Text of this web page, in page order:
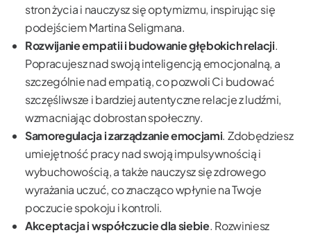
stron życia i nauczysz się optymizmu, inspirując się
podejściem Martina Seligmana.
Rozwijanie empatii i budowanie głębokich relacji.
Popracujesz nad swoją inteligencją emocjonalną, a
szczególnie nad empatią, co pozwoli Ci budować
szczęśliwsze i bardziej autentyczne relacje z ludźmi,
wzmacniając dobrostan społeczny.
Samoregulacja i zarządzanie emocjami. Zdobędziesz
umiejętność pracy nad swoją impulsywnością i
wybuchowością, a także nauczysz się zdrowego
wyrażania uczuć, co znacząco wpłynie na Twoje
poczucie spokoju i kontroli.
Akceptacja i współczucie dla siebie. Rozwiniesz